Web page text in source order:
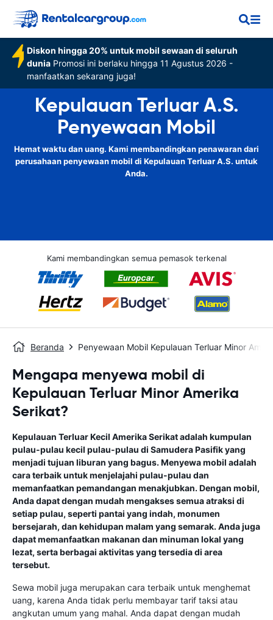
Diskon hingga 20% untuk mobil sewaan di seluruh
dunia Promosi ini berlaku hingga 11 Agustus 2026 -
manfaatkan sekarang juga!
Kepulauan Terluar A.S.
Penyewaan Mobil
Hemat waktu dan uang. Kami membandingkan penawaran dari
perusahaan penyewaan mobil di Kepulauan Terluar A.S. untuk
Anda.
Kami membandingkan semua pemasok terkenal
Beranda Penyewaan Mobil Kepulauan Terluar Minor
Mengapa menyewa mobil di
Kepulauan Terluar Minor Amerika
Serikat?
Kepulauan Terluar Kecil Amerika Serikat adalah kumpulan
pulau-pulau kecil pulau-pulau di Samudera Pasifik yang
menjadi tujuan liburan yang bagus. Menyewa mobil adalah
cara terbaik untuk menjelajahi pulau-pulau dan
memanfaatkan pemandangan menakjubkan. Dengan mobil,
Anda dapat dengan mudah mengakses semua atraksi di
setiap pulau, seperti pantai yang indah, monumen
bersejarah, dan kehidupan malam yang semarak. Anda juga
dapat memanfaatkan makanan dan minuman lokal yang
lezat, serta berbagai aktivitas yang tersedia di area
tersebut.
Sewa mobil juga merupakan cara terbaik untuk menghemat
uang, karena Anda tidak perlu membayar tarif taksi atau
angkutan umum yang mahal. Anda dapat dengan mudah